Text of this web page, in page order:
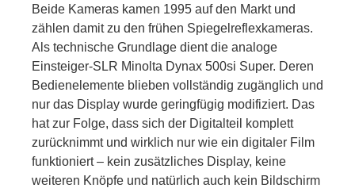
Beide Kameras kamen 1995 auf den Markt und
zählen damit zu den frühen Spiegelreflexkameras.
Als technische Grundlage dient die analoge
Einsteiger-SLR Minolta Dynax 500si Super. Deren
Bedienelemente blieben vollständig zugänglich und
nur das Display wurde geringfügig modifiziert. Das
hat zur Folge, dass sich der Digitalteil komplett
zurücknimmt und wirklich nur wie ein digitaler Film
funktioniert – kein zusätzliches Display, keine
weiteren Knöpfe und natürlich auch kein Bildschirm